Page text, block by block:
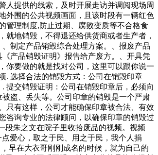
人提供的线索，及时开展走访并调阅现场周
外围的公共视频画面，且该时段有一辆红色
管理制度,防止过期、腐败变质等不合格食
地销毁，不得退还给供货商或者生产者，
制定产品销毁综合处理方案。、报废产品
产品销毁证明》报告给产废方。、开具凭
你要做的就是找对公司，这里可以跟你说一
. 选择合法的销毁方式：公司在销毁印章
提交销毁证明：公司在销毁印章后，必须向
盗、丢失等。公司印章的销毁是一个严肃
只有这样，公司才能确保印章被合法、有效
咨询专业的法律顾问，以确保印章的销毁过
段朱之文在院子里收拾废品的视频。视频
爱心，取之于民、用之于民，我个人捐
早在大衣哥刚刚成名的时候，就为自己的